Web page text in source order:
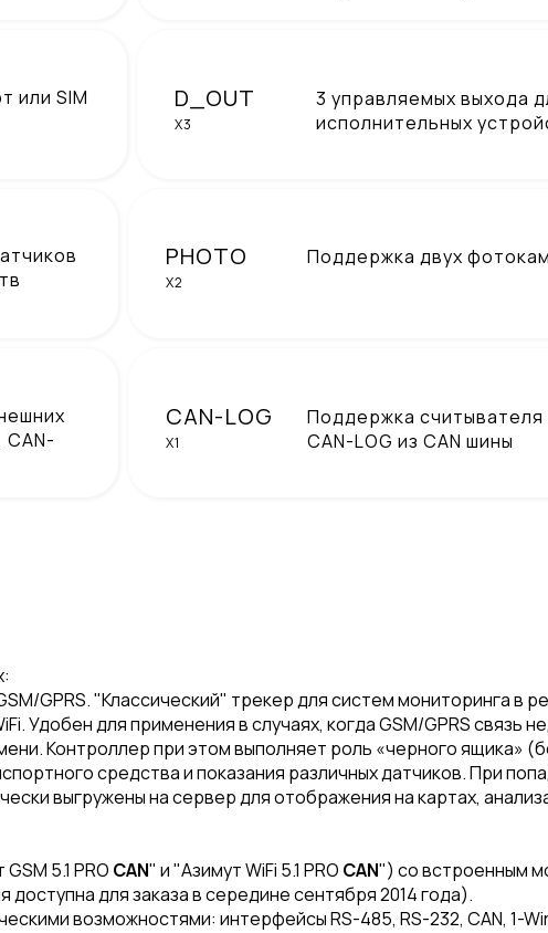
Поддержка считывателя
CAN-LOG из CAN шины
CAN-LOG
X1
X2
Поддержка двух
PHOTO
3 управляемых выхода
исполнительных
D_OUT
X3
или SIM
GPRS. "Классический" трекер для систем мониторинга в
Удобен для применения в случаях, когда GSM/GPRS связь
Контроллер при этом выполняет роль «черного ящика»
средства и показания различных датчиков. При
выгружены на сервер для отображения на картах,
5.1 PRO CAN" и "Азимут WiFi 5.1 PRO CAN") со встроенным
для заказа в середине сентября 2014 года).
возможностями: интерфейсы RS-485, RS-232, CAN, 1-